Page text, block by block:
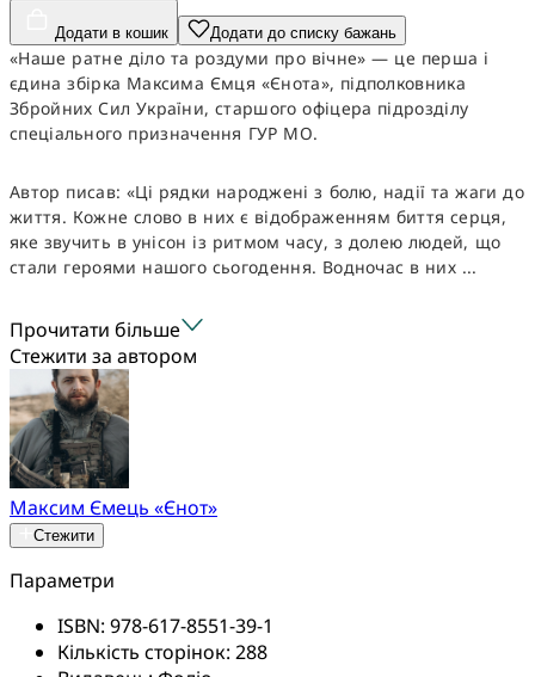
Додати в кошик Додати до списку бажань
«Наше ратне діло та роздуми про вічне» — це перша і
єдина збірка Максима Ємця «Єнота», підполковника
Збройних Сил України, старшого офіцера підрозділу
спеціального призначення ГУР МО.
Автор писав: «Ці рядки народжені з болю, надії та жаги до
життя. Кожне слово в них є відображенням биття серця,
яке звучить в унісон із ритмом часу, з долею людей, що
стали героями нашого сьогодення. Водночас в них ...
Прочитати більше
Стежити за автором
Максим Ємець «Єнот»
Стежити
Параметри
ISBN: 978-617-8551-39-1
Кількість сторінок: 288